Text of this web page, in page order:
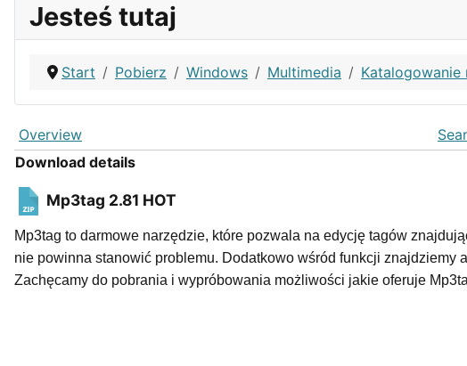
Jesteś tutaj
Start Pobierz Windows Multimedia
Overview
Download details
Mp3tag 2.81 HOT
Mp3tag to darmowe narzędzie, które pozwala na edycję tagów
nie powinna stanowić problemu. Dodatkowo wśród funkcji znajdziemy
Zachęcamy do pobrania i wypróbowania możliwości jakie oferuje